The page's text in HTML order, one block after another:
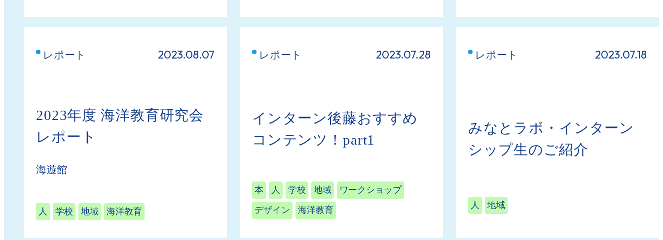
レポート 2023.08.07
2023年度 海洋教育研究会
レポート
海遊館
人 学校 地域 海洋教育
レポート 2023.07.28
インターン後藤おすすめ
コンテンツ！part1
本 人 学校 地域 ワークショップ
デザイン 海洋教育
レポート 2023.07.18
みなとラボ・インターン
シップ生のご紹介
人 地域